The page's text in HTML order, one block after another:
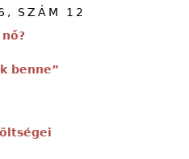
SZÁM 12
benne”